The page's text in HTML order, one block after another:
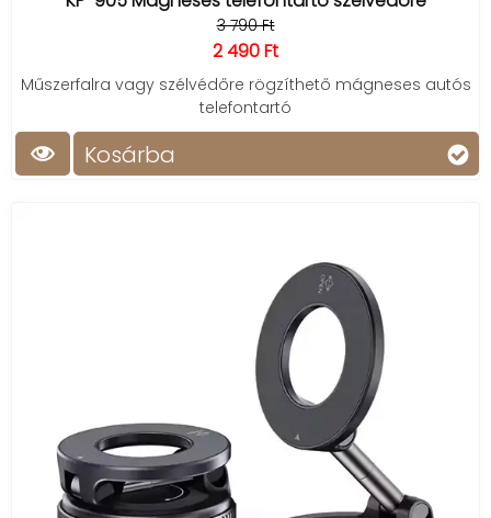
3 790 Ft
2 490 Ft
Műszerfalra vagy szélvédőre rögzíthető mágneses autós
telefontartó
Kosárba